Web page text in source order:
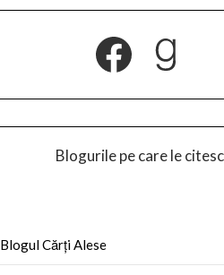
Blogurile pe care le citesc
Blogul Cărți Alese